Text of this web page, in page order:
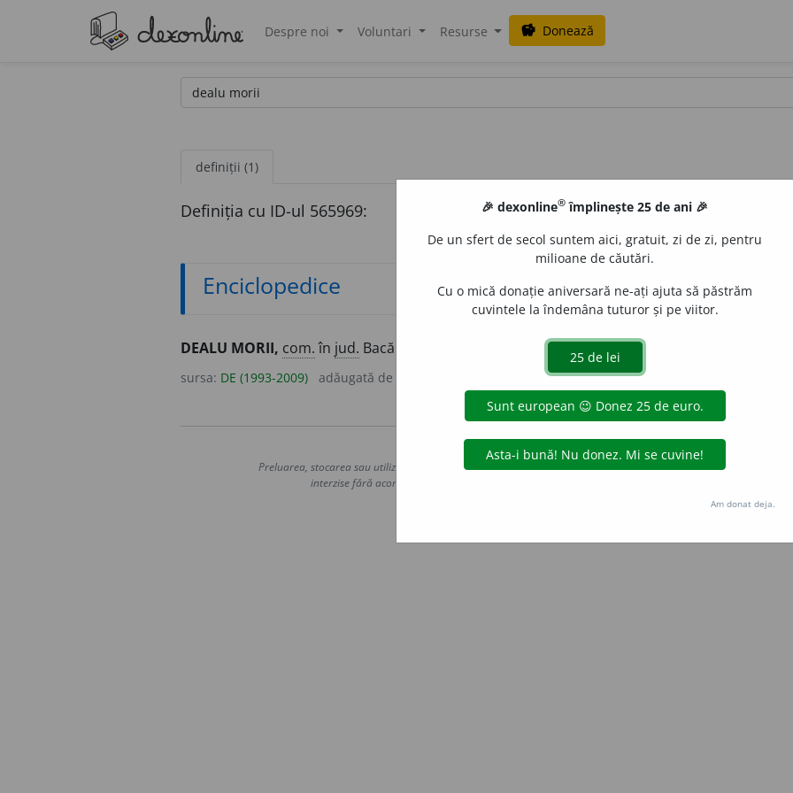
Despre noi Voluntari Resurse savings Donează
definiții (1)
Definiția cu ID-ul 565969:
Enciclopedice
DEALU MORII, com.în jud. Bacău; 3.100
sursa: DE (1993-2009) adăugată de
Copyright © 2004-2026 dexonline (https://dexonline.ro)
Preluarea, stocarea sau utilizarea datelor de pe acest site, inclusiv prin orice metode de extragere automată
interzise fără acordul nostru prealabil scris, cu excepția seturilor de date oferite oficial spre utilizare
Hosterion
🎉 dexonline® împlinește 25 de ani 🎉
De un sfert de secol suntem aici, gratuit, zi de zi, pentru
milioane de căutări.
Cu o mică donație aniversară ne-ați ajuta să păstrăm
cuvintele la îndemâna tuturor și pe viitor.
Am donat deja.